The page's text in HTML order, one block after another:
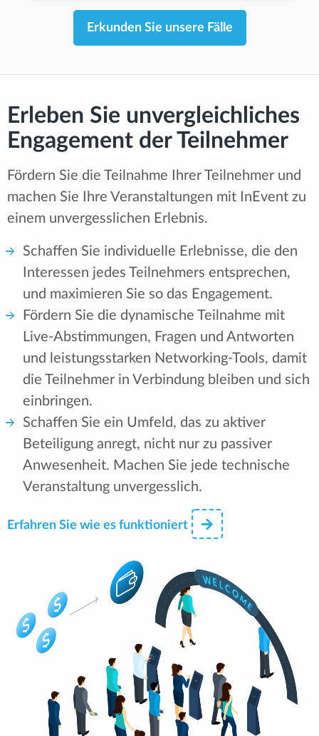
Erkunden Sie unsere Fälle
Erleben Sie unvergleichliches
Engagement der Teilnehmer
Fördern Sie die Teilnahme Ihrer Teilnehmer und
machen Sie Ihre Veranstaltungen mit InEvent zu
einem unvergesslichen Erlebnis.
Schaffen Sie individuelle Erlebnisse, die den
Interessen jedes Teilnehmers entsprechen,
und maximieren Sie so das Engagement.
Fördern Sie die dynamische Teilnahme mit
Live-Abstimmungen, Fragen und Antworten
und leistungsstarken Networking-Tools, damit
die Teilnehmer in Verbindung bleiben und sich
einbringen.
Schaffen Sie ein Umfeld, das zu aktiver
Beteiligung anregt, nicht nur zu passiver
Anwesenheit. Machen Sie jede technische
Veranstaltung unvergesslich.
Erfahren Sie wie es funktioniert